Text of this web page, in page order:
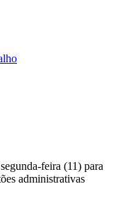
feira (11) para
administrativas